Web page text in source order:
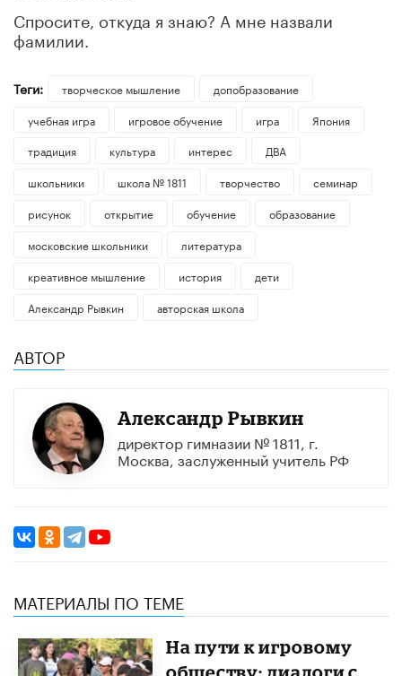
Спросите, откуда я знаю? А мне назвали
фамилии.
Теги: творческое мышление
допобразование
учебная игра
игровое обучение игра
Япония
традиция
культура интерес
ДВА
школьники
школа № 1811 творчество
семинар
рисунок
открытие обучение
образование
московские школьники
литература
креативное мышление
история
дети
Александр Рывкин
авторская школа
АВТОР
Александр Рывкин
директор гимназии № 1811, г.
Москва, заслуженный учитель РФ
МАТЕРИАЛЫ ПО ТЕМЕ
На пути к игровому
обществу: диалоги с